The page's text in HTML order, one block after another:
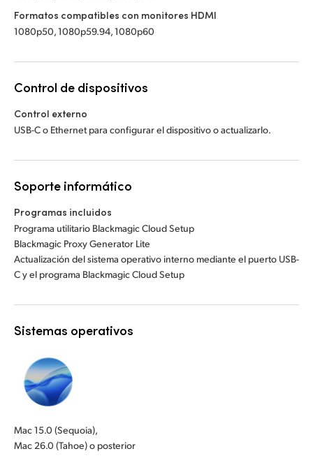
Formatos compatibles con monitores HDMI
1080p50, 1080p59.94, 1080p60
Control de dispositivos
Control externo
USB-C o Ethernet para configurar el dispositivo o actualizarlo.
Soporte informático
Programas incluidos
Programa utilitario Blackmagic Cloud Setup
Blackmagic Proxy Generator Lite
Actualización del sistema operativo interno mediante el puerto USB-
C y el programa Blackmagic Cloud Setup
Sistemas operativos
Mac 15.0 (Sequoia),
Mac 26.0 (Tahoe) o posterior